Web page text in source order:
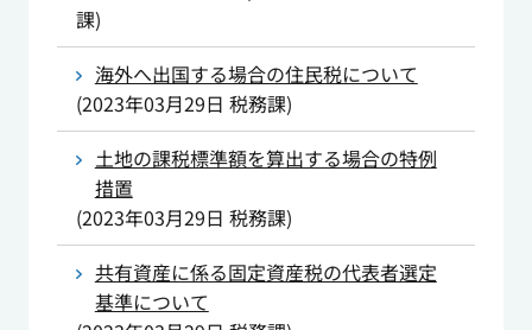
課)
海外へ出国する場合の住民税について
(2023年03月29日 税務課)
土地の課税標準額を算出する場合の特例
措置
(2023年03月29日 税務課)
共有資産に係る固定資産税の代表者選定
基準について